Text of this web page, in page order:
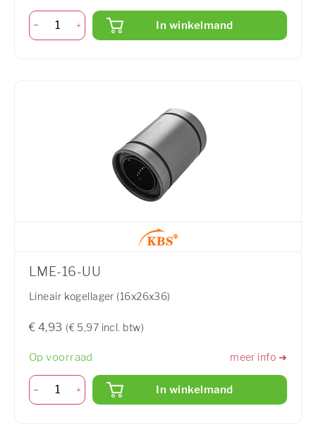
In winkelmand
LME-16-UU
Lineair kogellager (16x26x36)
€ 4,93 (€ 5,97 incl. btw)
Op voorraad meer info ➜
In winkelmand